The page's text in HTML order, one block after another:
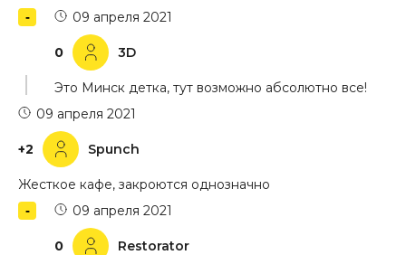
0 3D
09 апреля 2021
Это Минск детка, тут возможно абсолютно все!
+2 Spunch
09 апреля 2021
Жесткое кафе, закроются однозначно
0 Restorator
09 апреля 2021